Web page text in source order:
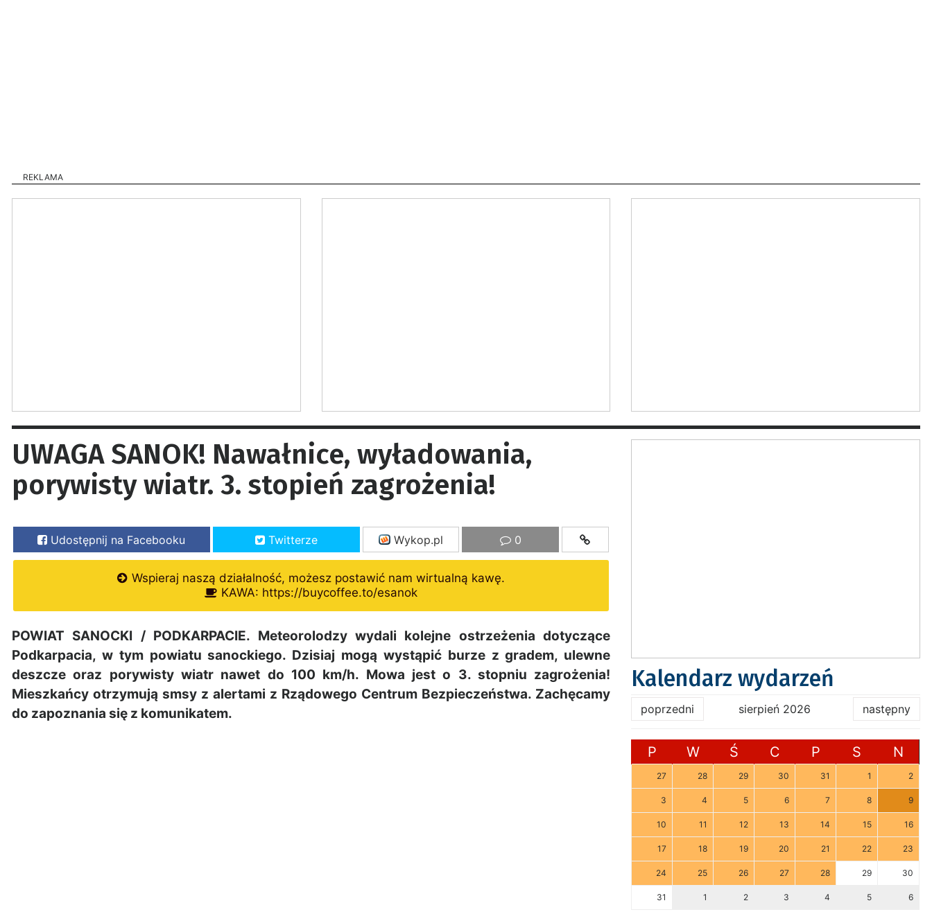
REKLAMA
UWAGA SANOK! Nawałnice, wyładowania,
porywisty wiatr. 3. stopień zagrożenia!
Udostępnij na Facebooku Twitterze Wykop.pl 0
Wspieraj naszą działalność, możesz postawić nam wirtualną kawę.
KAWA: https://buycoffee.to/esanok
POWIAT SANOCKI / PODKARPACIE. Meteorolodzy wydali kolejne ostrzeżenia dotyczące
Podkarpacia, w tym powiatu sanockiego. Dzisiaj mogą wystąpić burze z gradem, ulewne
deszcze oraz porywisty wiatr nawet do 100 km/h. Mowa jest o 3. stopniu zagrożenia!
Mieszkańcy otrzymują smsy z alertami z Rządowego Centrum Bezpieczeństwa. Zachęcamy
do zapoznania się z komunikatem.
Kalendarz wydarzeń
poprzedni sierpień 2026 następny
P W Ś C P S N
27 28 29 30 31 1 2
3 4 5 6 7 8 9
10 11 12 13 14 15 16
17 18 19 20 21 22 23
24 25 26 27 28 29 30
31 1 2 3 4 5 6